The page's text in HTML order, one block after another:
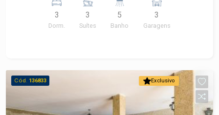
Cozinha planejada, quarto de despejo. Área de
serviço coberta com banheiro. Sala de estar no
piso inferior. Amplo cômodo na parte inferior que
comercial, sendo necessário neste caso verificar
viabilidade de solo na Prefeitura e mudança do
3
Dorm.
3
Suítes
5
Banho
3
Garagens
Exclusivo
Cód. 136833